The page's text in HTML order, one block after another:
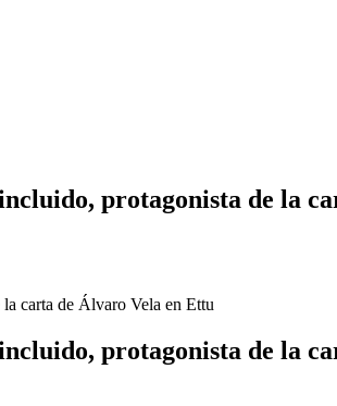
protagonista de la
carta de Álvaro Vela en Ettu
protagonista de la